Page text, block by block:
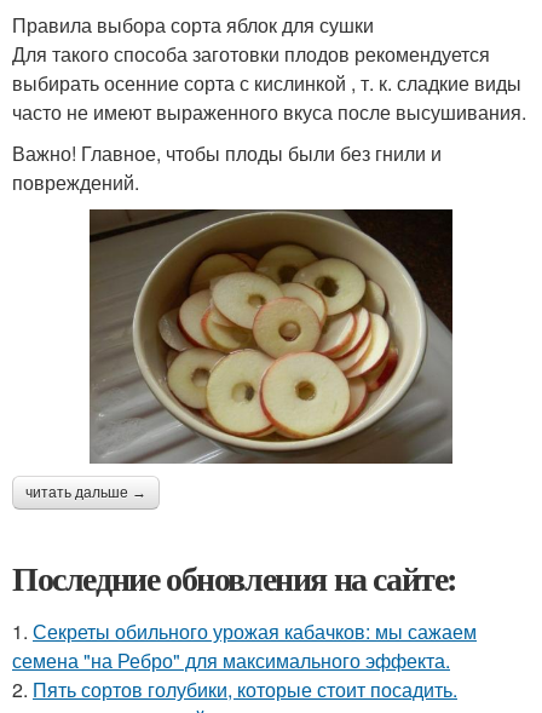
Правила выбора сорта яблок для сушки
Для такого способа заготовки плодов рекомендуется
выбирать осенние сорта с кислинкой , т. к. сладкие виды
часто не имеют выраженного вкуса после высушивания.
Важно! Главное, чтобы плоды были без гнили и
повреждений.
читать дальше →
Последние обновления на сайте:
1. Секреты обильного урожая кабачков: мы сажаем
семена "на Ребро" для максимального эффекта.
2. Пять сортов голубики, которые стоит посадить.